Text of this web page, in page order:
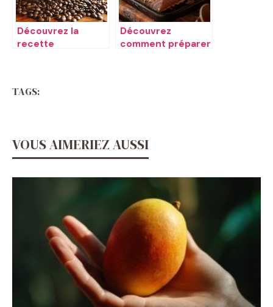
Découvrez la
recette
Découvrez
comment préparer
TAGS:
VOUS AIMERIEZ AUSSI